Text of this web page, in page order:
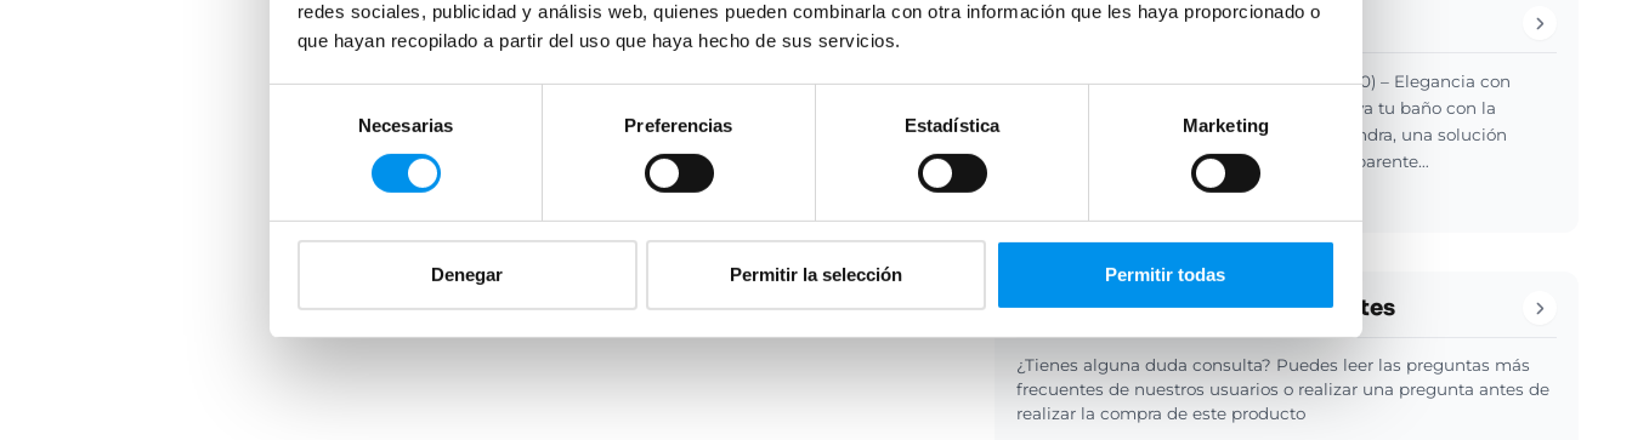
redes sociales, publicidad y análisis web, quienes pueden combinarla con otra información que les haya proporcionado o
que hayan recopilado a partir del uso que haya hecho de sus servicios.
consentimiento
Necesarias Preferencias Estadística Marketing
Denegar Permitir la selección Permitir todas
Descripción del producto
Mampara de ducha Kassandra Prisma (500) – Elegancia con
cierre magnético de alta precisión Renueva tu baño con la
mampara de ducha Prisma 500 de Kassandra, una solución
frontal con puerta abatible de vidrio transparente…
Preguntas de nuestros clientes
¿Tienes alguna duda consulta? Puedes leer las preguntas más
frecuentes de nuestros usuarios o realizar una pregunta antes de
realizar la compra de este producto